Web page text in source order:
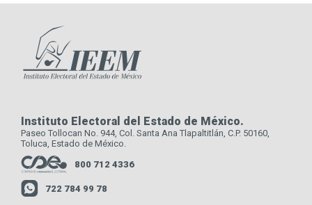
Instituto Electoral del Estado de México.
Paseo Tollocan No. 944, Col. Santa Ana Tlapaltitlán, C.P. 50160,
Toluca, Estado de México.
800 712 4336
722 784 99 78